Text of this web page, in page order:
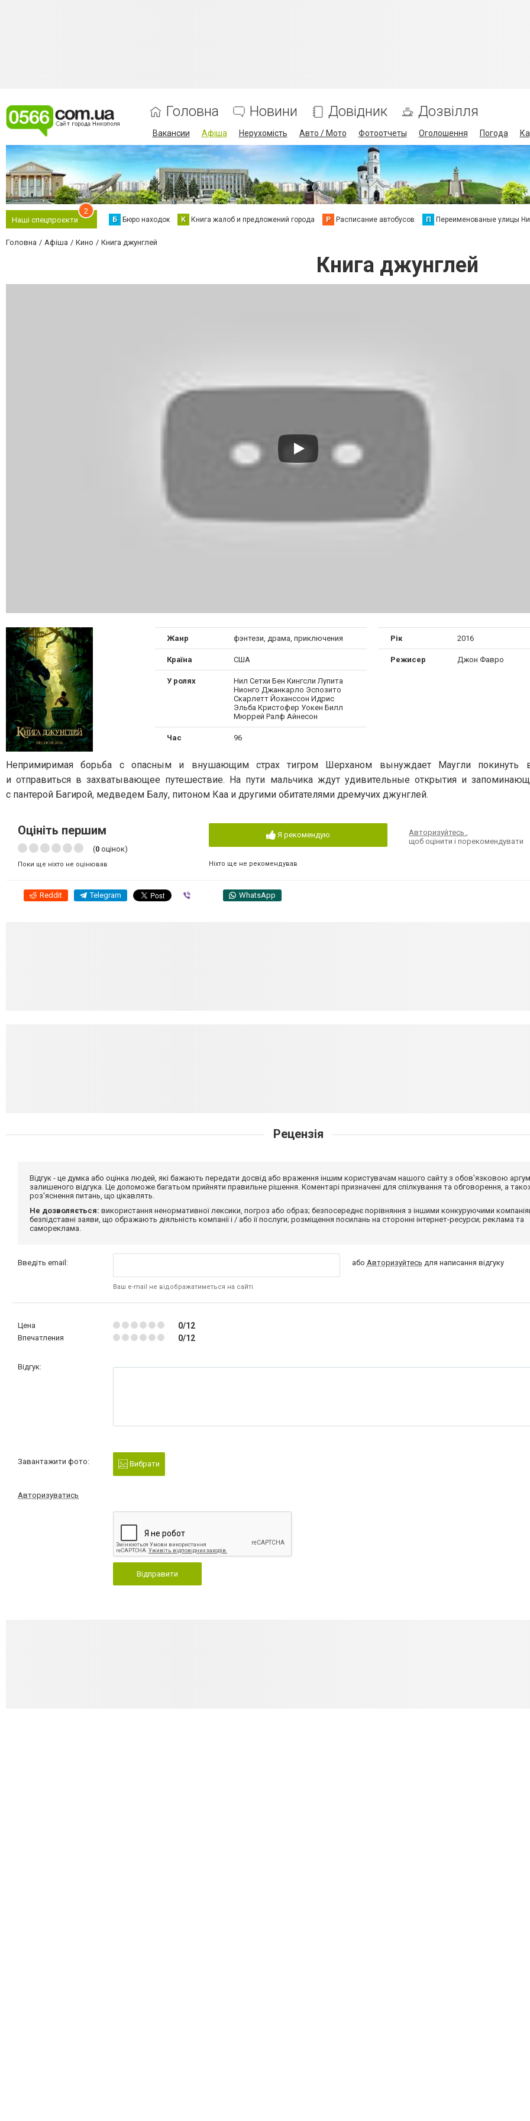
Головна Новини Довідник Дозвілля
Вакансии Афіша Нерухомість Авто / Мото Фотоотчеты Оголошення Погода
Наші спецпроєкти
2
Б Бюро находок К Книга жалоб и предложений города Р Расписание автобусов П Переименованые улицы
Головна Афіша Кино Книга джунглей
Книга джунглей
Жанр фэнтези, драма, приключения
Країна США
У ролях
Нил Сетхи Бен Кингсли Лупита
Нионго Джанкарло Эспозито
Скарлетт Йоханссон Идрис
Эльба Кристофер Уокен Билл
Мюррей Ралф Айнесон
Рік 2016
Режисер Джон Фавро
Час 96
Непримиримая борьба с опасным и внушающим страх тигром Шерханом вынуждает Маугли покинуть
и отправиться в захватывающее путешествие. На пути мальчика ждут удивительные открытия и
с пантерой Багирой, медведем Балу, питоном Каа и другими обитателями дремучих джунглей.
Оцініть першим
(0 оцінок)
Поки ще ніхто не оцінював
Я рекомендую
Ніхто ще не рекомендував
Авторизуйтесь
щоб оцінити і порекомендувати
Reddit Telegram WhatsApp
Рецензія
Відгук - це думка або оцінка людей, які бажають передати досвід або враження іншим користувачам нашого сайту з обов'язковою
залишеного відгука. Це допоможе багатьом прийняти правильне рішення. Коментарі призначені для спілкування та обговорення, а
роз'яснення питань, що цікавлять.
Не дозволяється: використання ненормативної лексики, погроз або образ; безпосереднє порівняння з іншими конкуруючими
безпідставні заяви, що ображають діяльність компанії і / або її послуги; розміщення посилань на сторонні інтернет-ресурси; реклама та
самореклама.
Введіть email:
Ваш e-mail не відображатиметься на сайті
або Авторизуйтесь для написання відгуку
Цена 0/12
Впечатления 0/12
Відгук:
Завантажити фото: Вибрати
Авторизуватись
Відправити